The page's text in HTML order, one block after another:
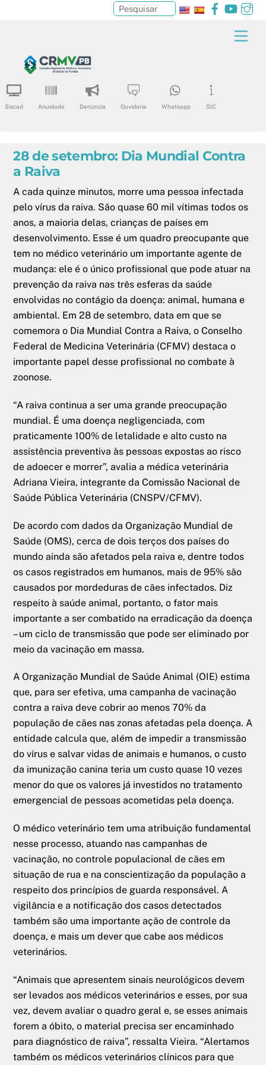
content
Facebook
Siscad Anuidade Denúncia Ouvidoria Whatsapp SIC
Pesquisar
28 de setembro: Dia Mundial Contra
a Raiva
A cada quinze minutos, morre uma pessoa infectada
pelo vírus da raiva. São quase 60 mil vítimas todos os
anos, a maioria delas, crianças de países em
desenvolvimento. Esse é um quadro preocupante que
tem no médico veterinário um importante agente de
mudança: ele é o único profissional que pode atuar na
prevenção da raiva nas três esferas da saúde
envolvidas no contágio da doença: animal, humana e
ambiental. Em 28 de setembro, data em que se
comemora o Dia Mundial Contra a Raiva, o Conselho
Federal de Medicina Veterinária (CFMV) destaca o
importante papel desse profissional no combate à
zoonose.
“A raiva continua a ser uma grande preocupação
mundial. É uma doença negligenciada, com
praticamente 100% de letalidade e alto custo na
assistência preventiva às pessoas expostas ao risco
de adoecer e morrer”, avalia a médica veterinária
Adriana Vieira, integrante da Comissão Nacional de
Saúde Pública Veterinária (CNSPV/CFMV).
De acordo com dados da Organização Mundial de
Saúde (OMS), cerca de dois terços dos países do
mundo ainda são afetados pela raiva e, dentre todos
os casos registrados em humanos, mais de 95% são
causados por mordeduras de cães infectados. Diz
respeito à saúde animal, portanto, o fator mais
importante a ser combatido na erradicação da doença
– um ciclo de transmissão que pode ser eliminado por
meio da vacinação em massa.
A Organização Mundial de Saúde Animal (OIE) estima
que, para ser efetiva, uma campanha de vacinação
contra a raiva deve cobrir ao menos 70% da
população de cães nas zonas afetadas pela doença. A
entidade calcula que, além de impedir a transmissão
do vírus e salvar vidas de animais e humanos, o custo
da imunização canina teria um custo quase 10 vezes
menor do que os valores já investidos no tratamento
emergencial de pessoas acometidas pela doença.
O médico veterinário tem uma atribuição fundamental
nesse processo, atuando nas campanhas de
vacinação, no controle populacional de cães em
situação de rua e na conscientização da população a
respeito dos princípios de guarda responsável. A
vigilância e a notificação dos casos detectados
também são uma importante ação de controle da
doença, e mais um dever que cabe aos médicos
veterinários.
“Animais que apresentem sinais neurológicos devem
ser levados aos médicos veterinários e esses, por sua
vez, devem avaliar o quadro geral e, se esses animais
forem a óbito, o material precisa ser encaminhado
para diagnóstico de raiva”, ressalta Vieira. “Alertamos
também os médicos veterinários clínicos para que